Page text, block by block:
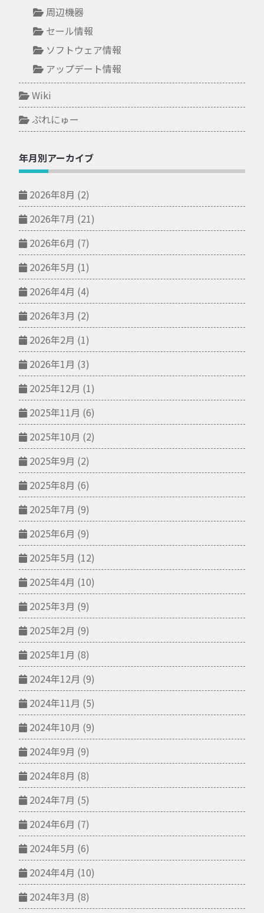
周辺機器
セール情報
ソフトウェア情報
アップデート情報
Wiki
ぷれにゅー
年月別アーカイブ
2026年8月 (2)
2026年7月 (21)
2026年6月 (7)
2026年5月 (1)
2026年4月 (4)
2026年3月 (2)
2026年2月 (1)
2026年1月 (3)
2025年12月 (1)
2025年11月 (6)
2025年10月 (2)
2025年9月 (2)
2025年8月 (6)
2025年7月 (9)
2025年6月 (9)
2025年5月 (12)
2025年4月 (10)
2025年3月 (9)
2025年2月 (9)
2025年1月 (8)
2024年12月 (9)
2024年11月 (5)
2024年10月 (9)
2024年9月 (9)
2024年8月 (8)
2024年7月 (5)
2024年6月 (7)
2024年5月 (6)
2024年4月 (10)
2024年3月 (8)